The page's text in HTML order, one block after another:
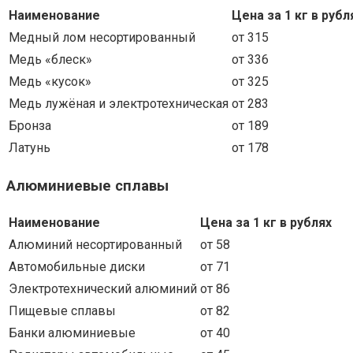
Наименование
Цена за 1 кг в
Медный лом несортированный
от 315
Медь «блеск»
от 336
Медь «кусок»
от 325
Медь лужёная и электротехническая от 283
Бронза
от 189
Латунь
от 178
Алюминиевые сплавы
Наименование
Цена за 1 кг в рублях
Алюминий несортированный
от 58
Автомобильные диски
от 71
Электротехнический алюминий от 86
Пищевые сплавы
от 82
Банки алюминиевые
от 40